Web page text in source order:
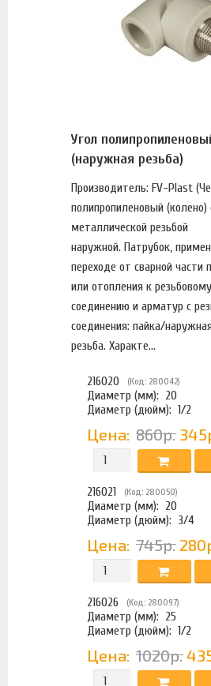
Угол
(наружная резьба)
Производитель: FV-Plast
полипропиленовый (колено)
металлической резьбой
наружной. Патрубок,
переходе от сварной части
или отопления к
соединению и арматур с
соединения: пайка/
резьба. Характе...
216020 (Код: 280042)
Диаметр (мм): 20
Диаметр (дюйм): 1/2
Цена: 860р.
216021 (Код: 280050)
Диаметр (мм): 20
Диаметр (дюйм): 3/4
Цена: 745р.
216026 (Код: 280097)
Диаметр (мм): 25
Диаметр (дюйм): 1/2
Цена: 1020р.